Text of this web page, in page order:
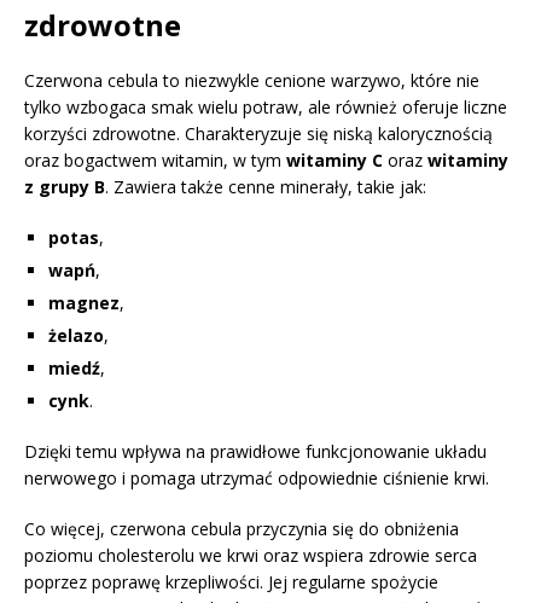
zdrowotne
Czerwona cebula to niezwykle cenione warzywo, które nie
tylko wzbogaca smak wielu potraw, ale również oferuje liczne
korzyści zdrowotne. Charakteryzuje się niską kalorycznością
oraz bogactwem witamin, w tym witaminy C oraz witaminy
z grupy B. Zawiera także cenne minerały, takie jak:
potas,
wapń,
magnez,
żelazo,
miedź,
cynk.
Dzięki temu wpływa na prawidłowe funkcjonowanie układu
nerwowego i pomaga utrzymać odpowiednie ciśnienie krwi.
Co więcej, czerwona cebula przyczynia się do obniżenia
poziomu cholesterolu we krwi oraz wspiera zdrowie serca
poprzez poprawę krzepliwości. Jej regularne spożycie